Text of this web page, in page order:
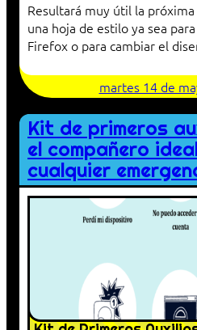
Resultará muy útil la
una hoja de estilo ya sea
Firefox o para cambiar el
martes 14 de
Kit de primeros
el compañero
cualquier